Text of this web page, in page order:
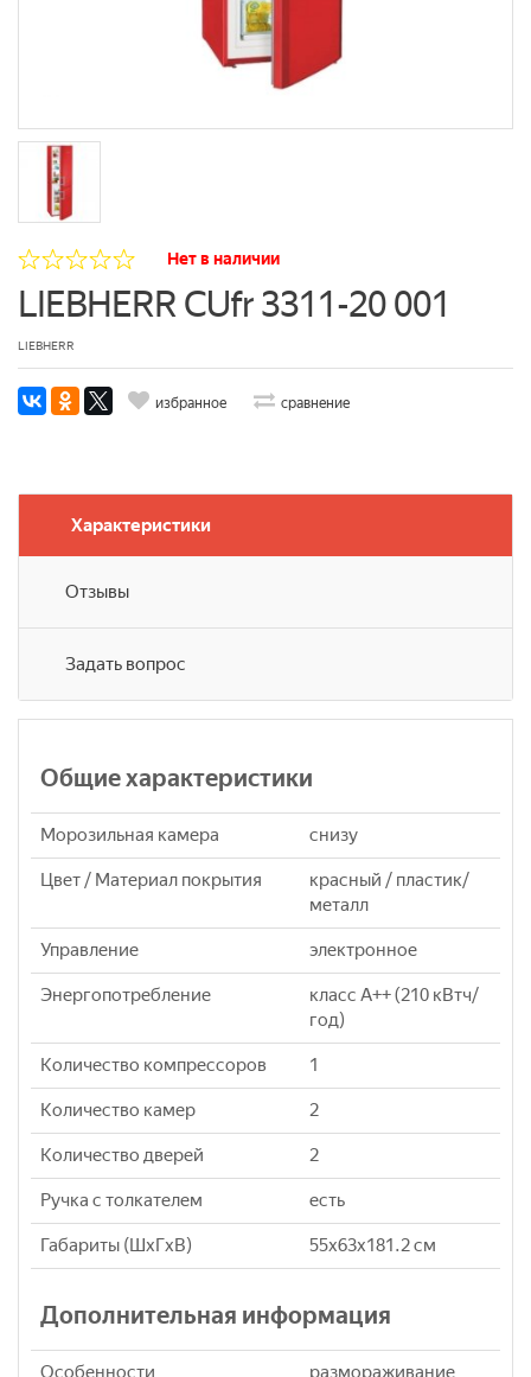
Нет в наличии
LIEBHERR CUfr 3311-20 001
LIEBHERR
избранное сравнение
Характеристики
Отзывы
Задать вопрос
Общие характеристики
Морозильная камера снизу
Цвет / Материал покрытия
красный / пластик/
металл
Управление электронное
Энергопотребление
класс A++ (210 кВтч/
год)
Количество компрессоров 1
Количество камер 2
Количество дверей 2
Ручка с толкателем есть
Габариты (ШxГxВ) 55x63x181.2 см
Дополнительная информация
Особенности размораживание